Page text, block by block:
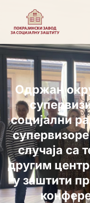
Одржан
социјални
случаја са
другим
у заштити